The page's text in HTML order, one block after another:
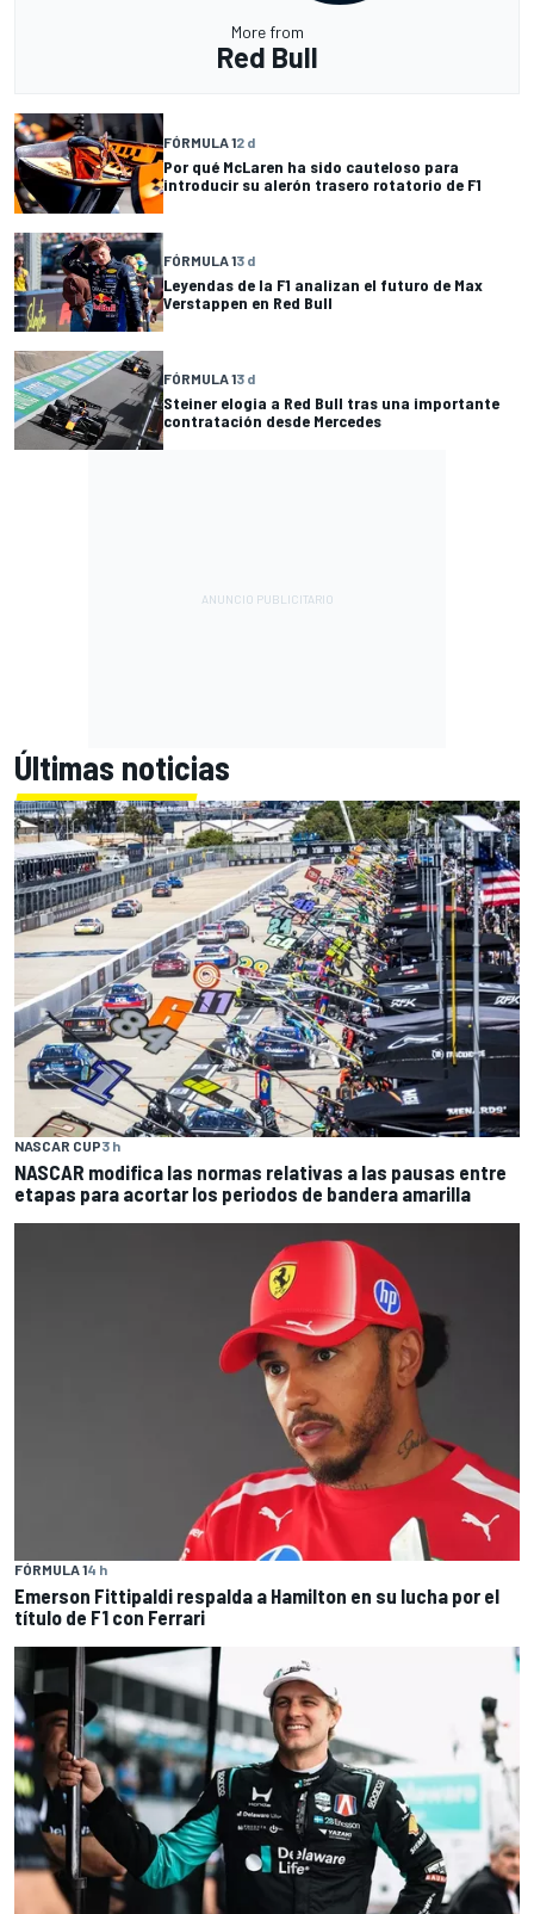
More from
Red Bull
FÓRMULA 12 d
Por qué McLaren ha sido cauteloso para
introducir su alerón trasero rotatorio de F1
FÓRMULA 13 d
Leyendas de la F1 analizan el futuro de Max
Verstappen en Red Bull
FÓRMULA 13 d
Steiner elogia a Red Bull tras una importante
contratación desde Mercedes
Últimas noticias
NASCAR CUP3 h
NASCAR modifica las normas relativas a las pausas entre
etapas para acortar los periodos de bandera amarilla
FÓRMULA 14 h
Emerson Fittipaldi respalda a Hamilton en su lucha por el
título de F1 con Ferrari